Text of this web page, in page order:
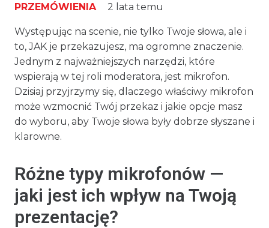
PRZEMÓWIENIA 2 lata temu
Występując na scenie, nie tylko Twoje słowa, ale i
to, JAK je przekazujesz, ma ogromne znaczenie.
Jednym z najważniejszych narzędzi, które
wspierają w tej roli moderatora, jest mikrofon.
Dzisiaj przyjrzymy się, dlaczego właściwy mikrofon
może wzmocnić Twój przekaz i jakie opcje masz
do wyboru, aby Twoje słowa były dobrze słyszane i
klarowne.
Różne typy mikrofonów —
jaki jest ich wpływ na Twoją
prezentację?